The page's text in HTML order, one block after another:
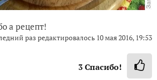
а рецепт!
раз редактировалось 10 мая 2016, 19:53
3Спасибо!